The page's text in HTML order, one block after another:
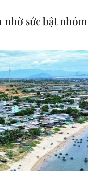
nào?
quyết
nhờ sức bật nhóm